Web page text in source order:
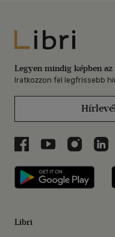
Libri
Legyen mindig képben
Iratkozzon fel legfrissebb
Libri a Facebookon
Libri aLibri az
Libri